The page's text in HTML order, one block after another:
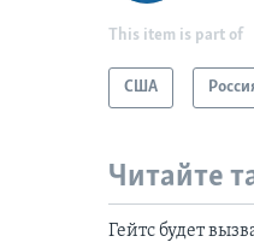
This item is part of
США
Читайте
Гейтс будет